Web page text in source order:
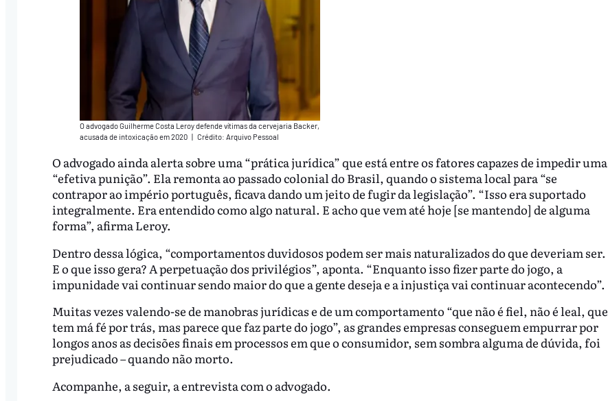
O advogado Guilherme Costa Leroy defende vítimas da cervejaria Backer,
acusada de intoxicação em 2020 | Crédito: Arquivo Pessoal
O advogado ainda alerta sobre uma “prática jurídica” que está entre os fatores capazes de impedir uma
“efetiva punição”. Ela remonta ao passado colonial do Brasil, quando o sistema local para “se
contrapor ao império português, ficava dando um jeito de fugir da legislação”. “Isso era suportado
integralmente. Era entendido como algo natural. E acho que vem até hoje [se mantendo] de alguma
forma”, afirma Leroy.
Dentro dessa lógica, “comportamentos duvidosos podem ser mais naturalizados do que deveriam ser.
E o que isso gera? A perpetuação dos privilégios”, aponta. “Enquanto isso fizer parte do jogo, a
impunidade vai continuar sendo maior do que a gente deseja e a injustiça vai continuar acontecendo”.
Muitas vezes valendo-se de manobras jurídicas e de um comportamento “que não é fiel, não é leal, que
tem má fé por trás, mas parece que faz parte do jogo”, as grandes empresas conseguem empurrar por
longos anos as decisões finais em processos em que o consumidor, sem sombra alguma de dúvida, foi
prejudicado – quando não morto.
Acompanhe, a seguir, a entrevista com o advogado.